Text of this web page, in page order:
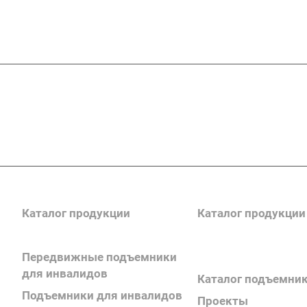
Каталог продукции
Передвижные подъемники
для инвалидов
Подъемники для инвалидов
Каталог продукции
Каталог
Проекты